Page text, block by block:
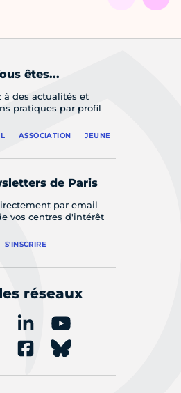
êtes...
à des actualités et
pratiques par profil
ASSOCIATION JEUNE
de Paris
par email
vos centres d'intérêt
S'INSCRIRE
réseaux